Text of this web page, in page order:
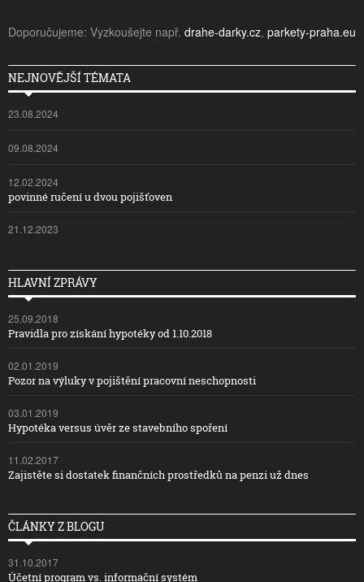
Doporučujeme: Vyzkoušejte např. drahe-darky.cz, parkety-praha.eu
NEJNOVĚJŠÍ TÉMATA
23.08.2024
09.08.2024
12.02.2024
povinné ručení u dvou pojišťoven
21.12.2023
HLAVNÍ ZPRÁVY
25.09.2018
Pravidla pro získání hypotéky od 1.10.2018
02.01.2019
Pozor na výluky v pojištění pracovní neschopnosti
03.01.2019
Hypotéka versus úvěr ze stavebního spoření
11.02.2017
Zajistěte si dostatek finančních prostředků na penzi už dnes
ČLÁNKY Z BLOGU
31.10.2017
Účetní program vs. informační systém